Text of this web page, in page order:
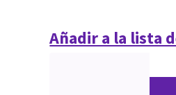
Añadir a la lista